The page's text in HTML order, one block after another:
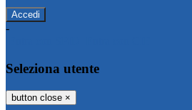
-
Seleziona utente
button close ×